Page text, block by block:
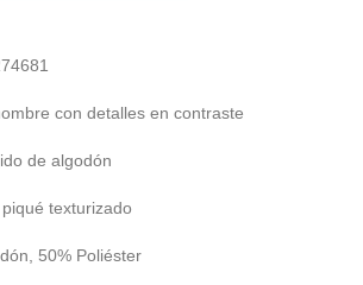
con detalles en contraste
de algodón
texturizado
50% Poliéster